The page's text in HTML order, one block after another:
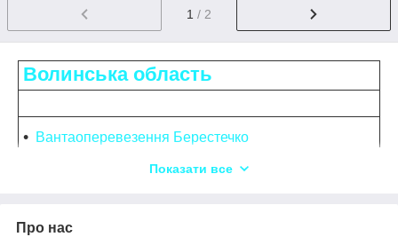
1 / 2
Волинська область
Вантаоперевезення Берестечко
Показати все
Про нас